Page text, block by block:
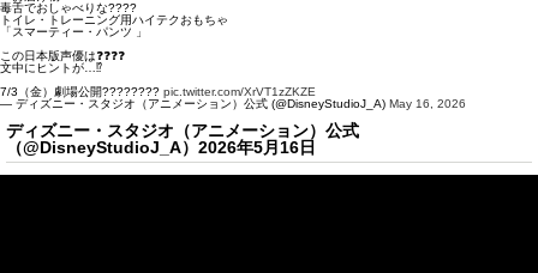
毒舌でおしゃべりな????
トイレ・トレーニング用ハイテクおもちゃ
「スマーティー・パンツ 」
この日本版声優は❓❓❓❓
文中にヒントが…⁉️
7/3（金）劇場公開???????? pic.twitter.com/XrVT1zZKZE
— ディズニー・スタジオ（アニメーション）公式 (@DisneyStudioJ_A) May 16, 2026
ディズニー・スタジオ（アニメーション）公式
（@DisneyStudioJ_A）2026年5月16日